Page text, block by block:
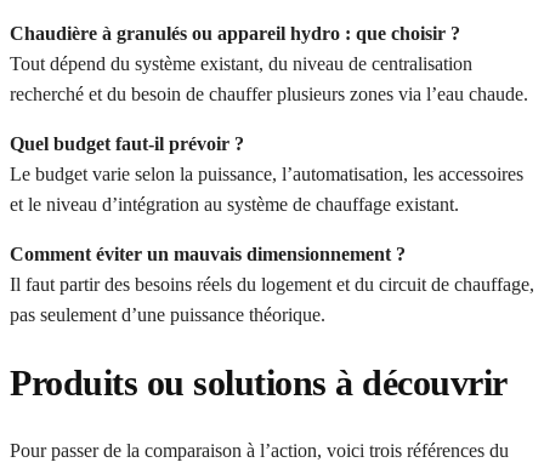
Chaudière à granulés ou appareil hydro : que choisir ?
Tout dépend du système existant, du niveau de centralisation
recherché et du besoin de chauffer plusieurs zones via l’eau chaude.
Quel budget faut-il prévoir ?
Le budget varie selon la puissance, l’automatisation, les accessoires
et le niveau d’intégration au système de chauffage existant.
Comment éviter un mauvais dimensionnement ?
Il faut partir des besoins réels du logement et du circuit de chauffage,
pas seulement d’une puissance théorique.
Produits ou solutions à découvrir
Pour passer de la comparaison à l’action, voici trois références du